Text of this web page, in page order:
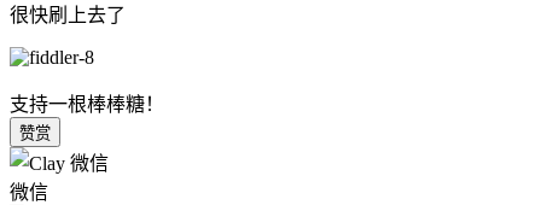
很快刷上去了
支持一根棒棒糖！
赞赏
微信